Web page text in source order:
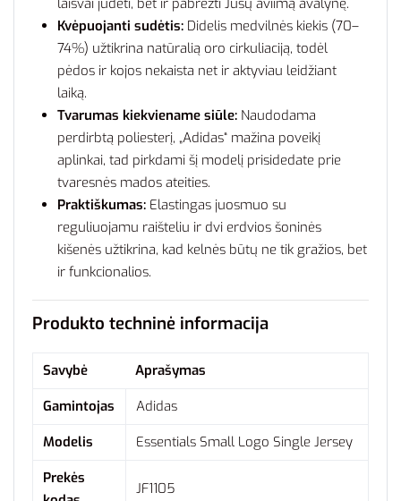
Kvėpuojanti sudėtis: Didelis medvilnės kiekis (70–
74%) užtikrina natūralią oro cirkuliaciją, todėl
pėdos ir kojos nekaista net ir aktyviau leidžiant
laiką.
Tvarumas kiekviename siūle: Naudodama
perdirbtą poliesterį, „Adidas“ mažina poveikį
aplinkai, tad pirkdami šį modelį prisidedate prie
tvaresnės mados ateities.
Praktiškumas: Elastingas juosmuo su
reguliuojamu raišteliu ir dvi erdvios šoninės
kišenės užtikrina, kad kelnės būtų ne tik gražios, bet
ir funkcionalios.
Produkto techninė informacija
Savybė
Aprašymas
Gamintojas
Adidas
Modelis
Essentials Small Logo Single Jersey
Prekės
JF1105